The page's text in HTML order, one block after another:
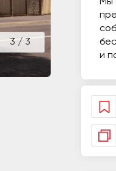
3 / 3
Мы
и